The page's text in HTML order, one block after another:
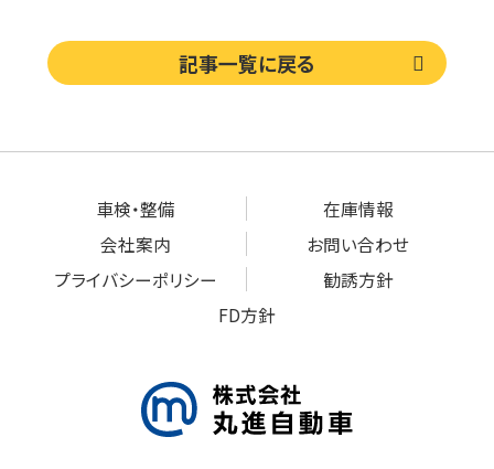
記事一覧に戻る
車検・整備
在庫情報
会社案内
お問い合わせ
プライバシーポリシー
勧誘方針
FD方針